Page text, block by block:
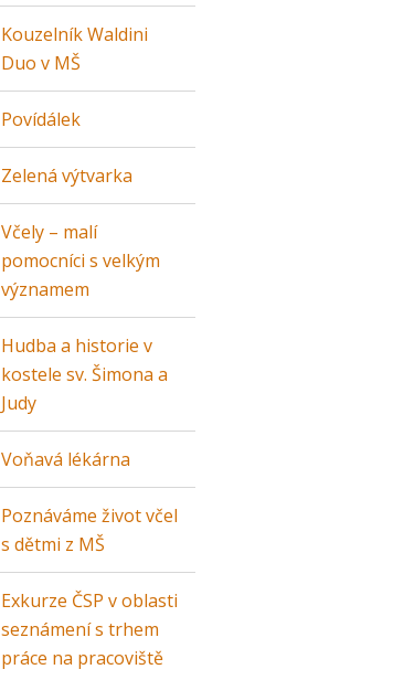
Kouzelník Waldini
Duo v MŠ
Povídálek
Zelená výtvarka
Včely – malí
pomocníci s velkým
významem
Hudba a historie v
kostele sv. Šimona a
Judy
Voňavá lékárna
Poznáváme život včel
s dětmi z MŠ
Exkurze ČSP v oblasti
seznámení s trhem
práce na pracoviště